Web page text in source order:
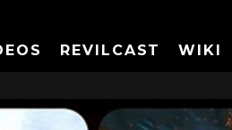
REVILCAST WIKI